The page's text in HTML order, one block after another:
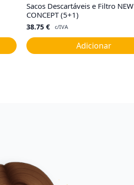
Sacos Descartáveis e Filtro NEW
CONCEPT (5+1)
38.75 € c/IVA
Adicionar